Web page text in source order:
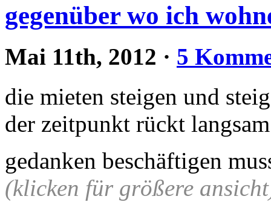
gegenüber wo ich
Mai 11th, 2012 · 5
die mieten steigen und
der zeitpunkt rückt
gedanken beschäftigen
(klicken für größere